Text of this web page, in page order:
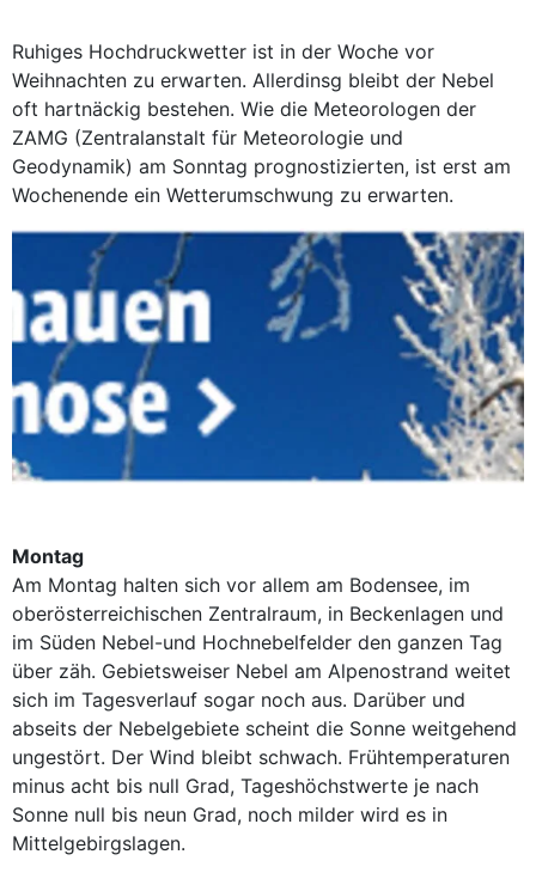
Ruhiges Hochdruckwetter ist in der Woche vor
Weihnachten zu erwarten. Allerdinsg bleibt der Nebel
oft hartnäckig bestehen. Wie die Meteorologen der
ZAMG (Zentralanstalt für Meteorologie und
Geodynamik) am Sonntag prognostizierten, ist erst am
Wochenende ein Wetterumschwung zu erwarten.
Montag
Am Montag halten sich vor allem am Bodensee, im
oberösterreichischen Zentralraum, in Beckenlagen und
im Süden Nebel-und Hochnebelfelder den ganzen Tag
über zäh. Gebietsweiser Nebel am Alpenostrand weitet
sich im Tagesverlauf sogar noch aus. Darüber und
abseits der Nebelgebiete scheint die Sonne weitgehend
ungestört. Der Wind bleibt schwach. Frühtemperaturen
minus acht bis null Grad, Tageshöchstwerte je nach
Sonne null bis neun Grad, noch milder wird es in
Mittelgebirgslagen.